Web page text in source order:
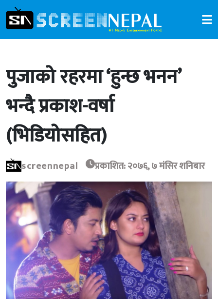
पुजाको रहरमा ‘हुन्छ भनन’
भन्दै प्रकाश-वर्षा
(भिडियोसहित)
screennepal प्रकाशित: २०७६, ७ मंसिर शनिबार